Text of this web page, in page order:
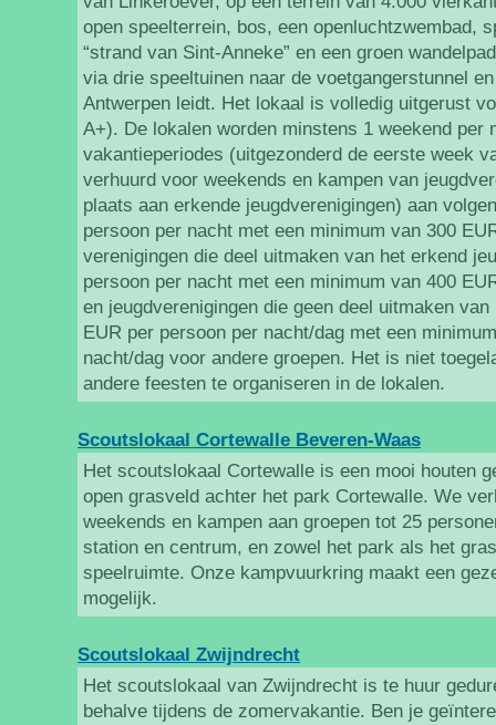
open speelterrein, bos, een openluchtzwembad,
“strand van Sint-Anneke” en een groen
via drie speeltuinen naar de voetgangerstunnel
Antwerpen leidt. Het lokaal is volledig uitgerust
A+). De lokalen worden minstens 1 weekend per
vakantieperiodes (uitgezonderd de eerste week
verhuurd voor weekends en kampen van
plaats aan erkende jeugdverenigingen) aan
persoon per nacht met een minimum van 300
verenigingen die deel uitmaken van het erkend
persoon per nacht met een minimum van 400
en jeugdverenigingen die geen deel uitmaken
EUR per persoon per nacht/dag met een
nacht/dag voor andere groepen. Het is niet
andere feesten te organiseren in de lokalen.
Scoutslokaal Cortewalle Beveren-Waas
Het scoutslokaal Cortewalle is een mooi houten
open grasveld achter het park Cortewalle. We
weekends en kampen aan groepen tot 25
station en centrum, en zowel het park als het
speelruimte. Onze kampvuurkring maakt een
mogelijk.
Scoutslokaal Zwijndrecht
Het scoutslokaal van Zwijndrecht is te huur
behalve tijdens de zomervakantie. Ben je